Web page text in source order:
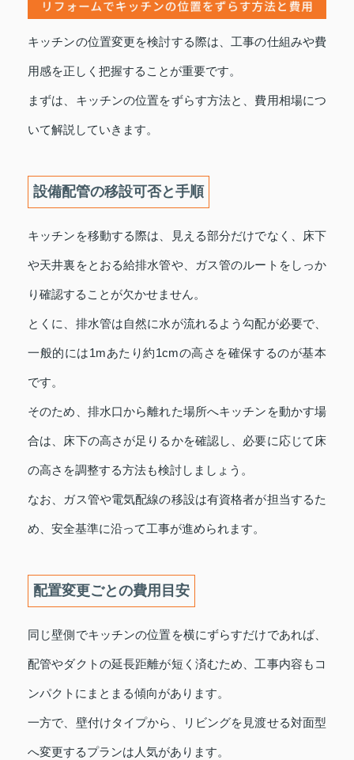
キッチンの位置変更を検討する際は、工事の仕組みや費
用感を正しく把握することが重要です。
まずは、キッチンの位置をずらす方法と、費用相場につ
いて解説していきます。
設備配管の移設可否と手順
キッチンを移動する際は、見える部分だけでなく、床下
や天井裏をとおる給排水管や、ガス管のルートをしっか
り確認することが欠かせません。
とくに、排水管は自然に水が流れるよう勾配が必要で、
一般的には1mあたり約1cmの高さを確保するのが基本
です。
そのため、排水口から離れた場所へキッチンを動かす場
合は、床下の高さが足りるかを確認し、必要に応じて床
の高さを調整する方法も検討しましょう。
なお、ガス管や電気配線の移設は有資格者が担当するた
め、安全基準に沿って工事が進められます。
配置変更ごとの費用目安
同じ壁側でキッチンの位置を横にずらすだけであれば、
配管やダクトの延長距離が短く済むため、工事内容もコ
ンパクトにまとまる傾向があります。
一方で、壁付けタイプから、リビングを見渡せる対面型
へ変更するプランは人気があります。